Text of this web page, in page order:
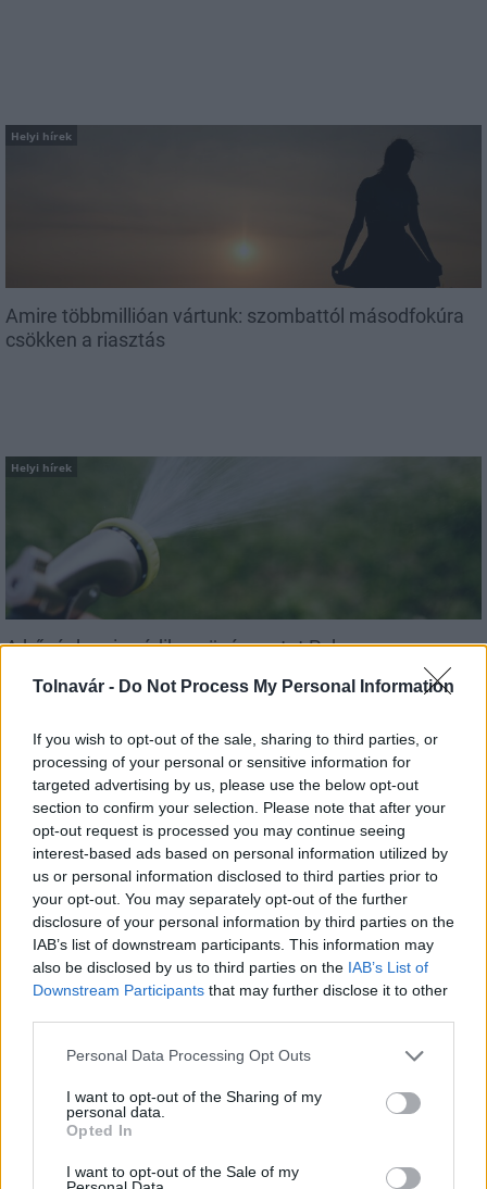
Tolnavár - Do Not Process My Personal Information
If you wish to opt-out of the sale, sharing to third parties, or
processing of your personal or sensitive information for
targeted advertising by us, please use the below opt-out
section to confirm your selection. Please note that after your
opt-out request is processed you may continue seeing
interest-based ads based on personal information utilized by
us or personal information disclosed to third parties prior to
your opt-out. You may separately opt-out of the further
disclosure of your personal information by third parties on the
IAB’s list of downstream participants. This information may
also be disclosed by us to third parties on the IAB’s List of
Downstream Participants that may further disclose it to other
Please note that this website/app uses one or more Google
not limited to your visit or usage behaviour. You may click to
grant or deny consent to Google and its third-party tags to
use your data for below specified purposes in below Google
consent section.
Personal Data Processing Opt Outs
I want to opt-out of the Sharing of my
personal data.
Opted In
I want to opt-out of the Sale of my
Helyi hírek
Amire többmillióan vártunk: szombattól másodfokúra
csökken a riasztás
Helyi hírek
A hőségben is védik a növényzetet Pakson
MAGYAR ÉPÍTŐK
Aktuális
műemlékfelújítás restaurálás